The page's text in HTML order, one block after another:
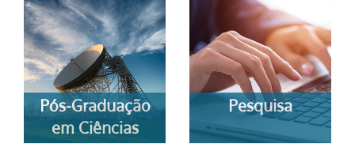
Pós-Graduação
em Ciências
Pesquisa